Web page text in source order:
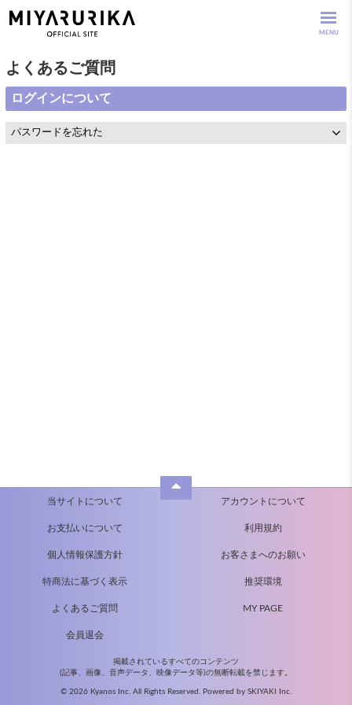
MENU
よくあるご質問
ログインについて
パスワードを忘れた
当サイトについて アカウントについて
お支払いについて 利用規約
個人情報保護方針 お客さまへのお願い
特商法に基づく表示 推奨環境
よくあるご質問 MY PAGE
会員退会
掲載されているすべてのコンテンツ
(記事、画像、音声データ、映像データ等)の無断転載を禁じます。
© 2026 Kyanos Inc. All Rights Reserved. Powered by SKIYAKI Inc.